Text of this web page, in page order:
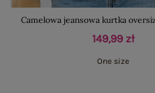
Camelowa jeansowa kurtka
149,99 zł
One size